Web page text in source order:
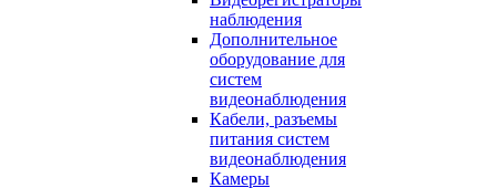
наблюдения
Дополнительное
оборудование для
систем
видеонаблюдения
Кабели, разъемы
питания систем
видеонаблюдения
Камеры